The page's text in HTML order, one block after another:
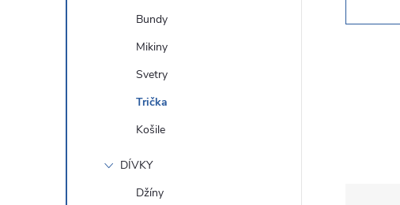
Bundy
Mikiny
Svetry
Trička
Košile
DÍVKY
Džíny